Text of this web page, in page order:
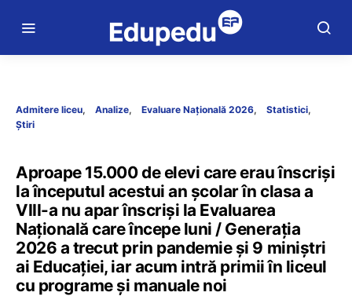
Admitere liceu Analize Evaluare Națională 2026
Statistici
Știri
Aproape 15.000 de elevi care erau înscriși
la începutul acestui an școlar în clasa a
VIII-a nu apar înscriși la Evaluarea
Națională care începe luni / Generația
2026 a trecut prin pandemie și 9 miniștri
ai Educației, iar acum intră primii în liceul
cu programe și manuale noi